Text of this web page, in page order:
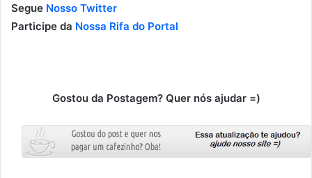
Segue Nosso Twitter
Participe da Nossa Rifa do Portal
Gostou da Postagem? Quer nós ajudar =)